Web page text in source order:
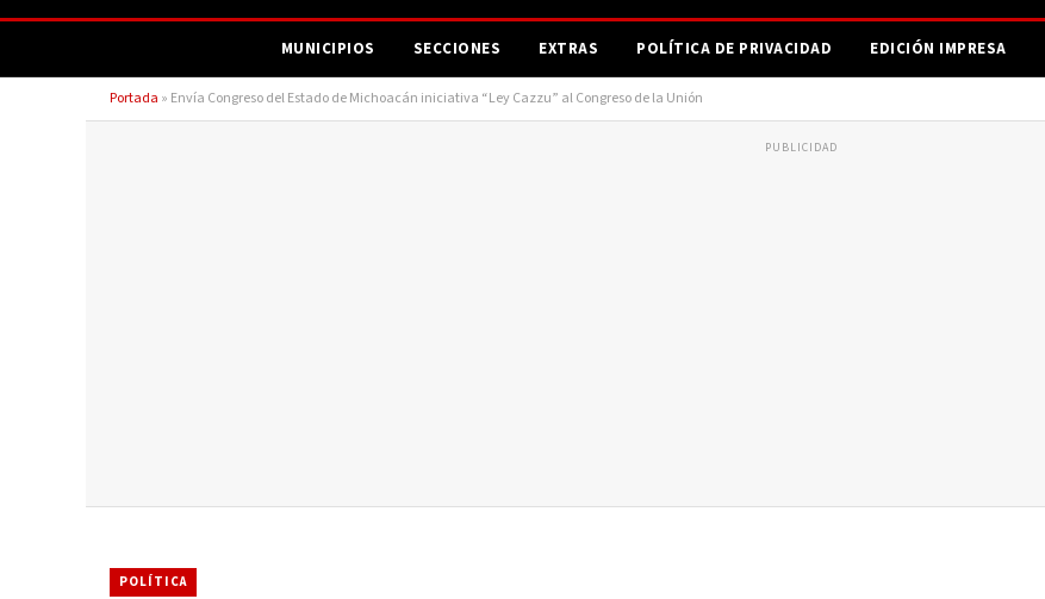
MUNICIPIOS SECCIONES EXTRAS POLÍTICA DE PRIVACIDAD EDICIÓN IMPRESA
Portada » Envía Congreso del Estado de Michoacán iniciativa “Ley Cazzu” al Congreso de la Unión
PUBLICIDAD
POLÍTICA